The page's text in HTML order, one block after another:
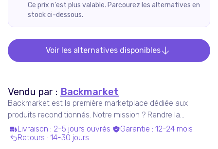
Ce prix n'est plus valable. Parcourez les alternatives en
stock ci-dessous.
Voir les alternatives disponibles
Vendu par : Backmarket
Backmarket est la première marketplace dédiée aux
produits reconditionnés. Notre mission ? Rendre la
consommation de produits ressuscités mainstream.
Livraison : 2-5 jours ouvrés Garantie : 12-24 mois
Retours : 14-30 jours